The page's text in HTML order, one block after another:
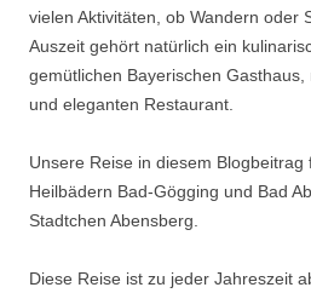
vielen Aktivitäten, ob Wandern oder
Auszeit gehört natürlich ein
gemütlichen Bayerischen
und eleganten Restaurant.
Unsere Reise in diesem Blogbeitrag
Heilbädern Bad-Gögging und Bad
Stadtchen Abensberg.
Diese Reise ist zu jeder Jahreszeit